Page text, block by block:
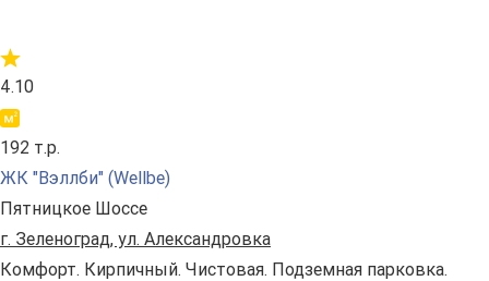
4.10
192 т.р.
ЖК "Вэллби" (Wellbe)
Пятницкое Шоссе
г. Зеленоград, ул. Александровка
Комфорт. Кирпичный. Чистовая. Подземная парковка.